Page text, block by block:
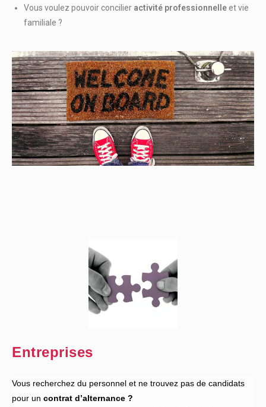
Vous voulez pouvoir concilier activité professionnelleet vie
familiale ?
Entreprises
Vous recherchez du personnel et ne trouvez pas de candidats
pour un contrat d’alternance ?